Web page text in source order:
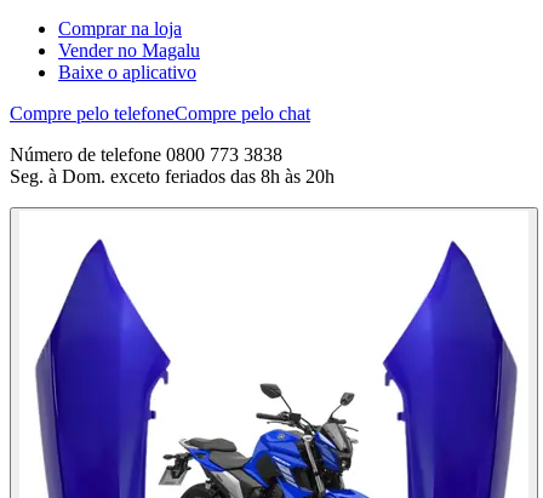
Comprar na loja
Vender no Magalu
Baixe o aplicativo
Compre pelo telefoneCompre pelo chat
Número de telefone 0800 773 3838
Seg. à Dom. exceto feriados das 8h às 20h